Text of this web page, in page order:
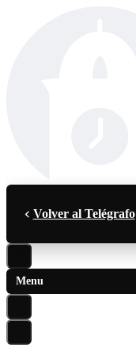
Volver al Telégrafo
Menu